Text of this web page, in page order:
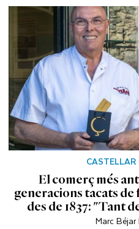
CASTELLAR
El comerç més
generacions tacats de
des de 1837: "Tant
Marc Béjar